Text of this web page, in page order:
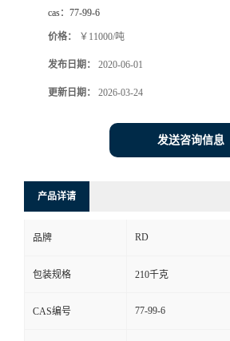
cas： 77-99-6
价格： ￥11000/吨
发布日期： 2020-06-01
更新日期： 2026-03-24
发送咨询信息
产品详请
品牌 RD
包装规格 210千克
CAS编号 77-99-6